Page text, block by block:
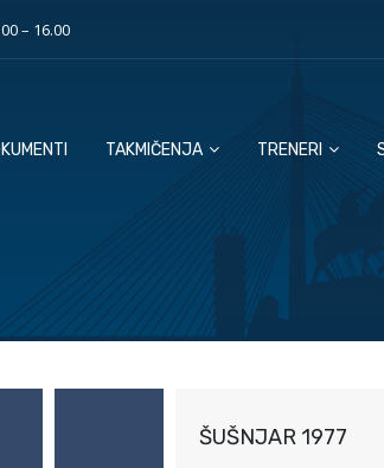
– 16.00
TAKMIČENJA TRENERI
ŠUŠNJAR 1977